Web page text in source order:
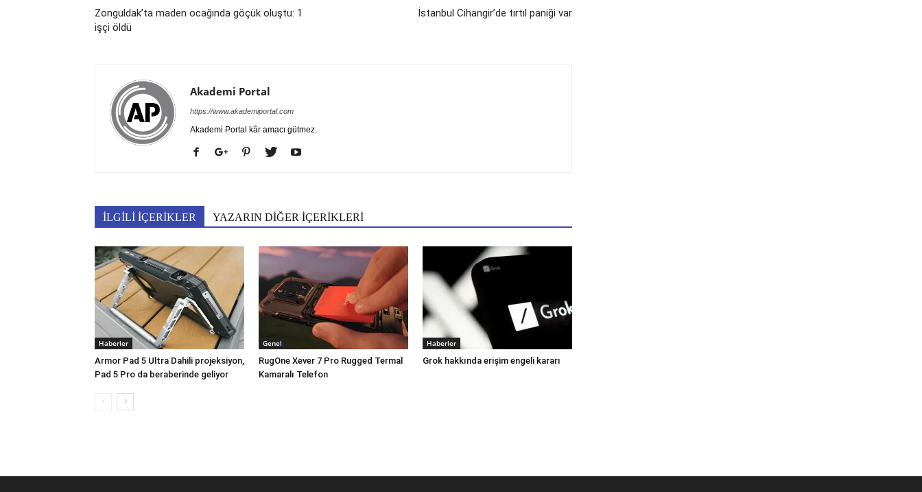
Zonguldak’ta maden ocağında göçük oluştu: 1
işçi öldü
İstanbul Cihangir’de tırtıl paniği var
Akademi Portal
https://www.akademiportal.com
Akademi Portal kâr amacı gütmez.
İLGİLİ İÇERİKLER YAZARIN DİĞER İÇERİKLERİ
Haberler
Armor Pad 5 Ultra Dahili projeksiyon,
Pad 5 Pro da beraberinde geliyor
Genel
RugOne Xever 7 Pro Rugged Termal
Kamaralı Telefon
Haberler
Grok hakkında erişim engeli kararı